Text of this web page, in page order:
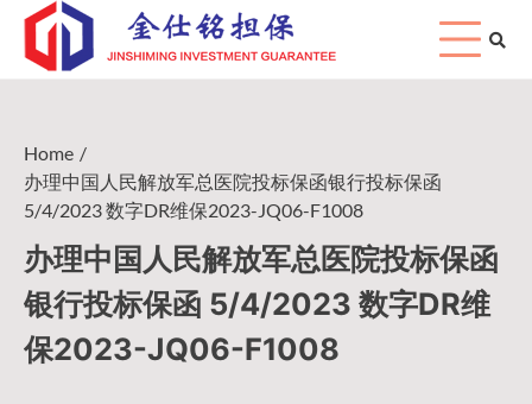
Skip
content
Home
办理中国人民解放军总医院投标保函银行投标保函
5/4/2023 数字DR维保2023-JQ06-F1008
办理中国人民解放军总医院投标保函
银行投标保函 5/4/2023 数字DR维
保2023-JQ06-F1008